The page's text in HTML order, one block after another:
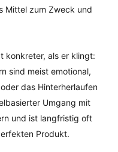
Mittel zum Zweck und
konkreter, als er klingt:
sind meist emotional,
das Hinterherlaufen
Umgang mit
und ist langfristig oft
Produkt.